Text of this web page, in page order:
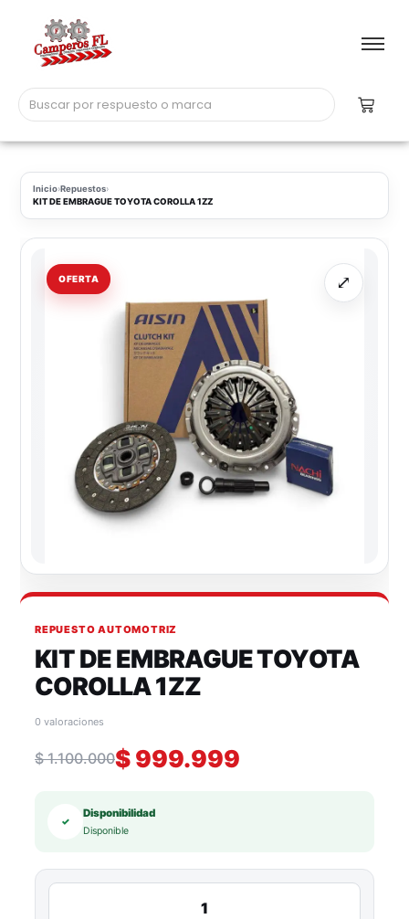
Inicio›Repuestos›
KIT DE EMBRAGUE TOYOTA COROLLA 1ZZ
OFERTA ⤢
REPUESTO AUTOMOTRIZ
KIT DE EMBRAGUE TOYOTA
COROLLA 1ZZ
0 valoraciones
$1.100.000$999.999
✓
Disponibilidad
Disponible